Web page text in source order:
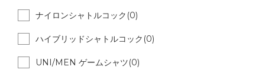
ナイロンシャトルコック(0)
ハイブリッドシャトルコック(0)
UNI/MEN ゲームシャツ(0)